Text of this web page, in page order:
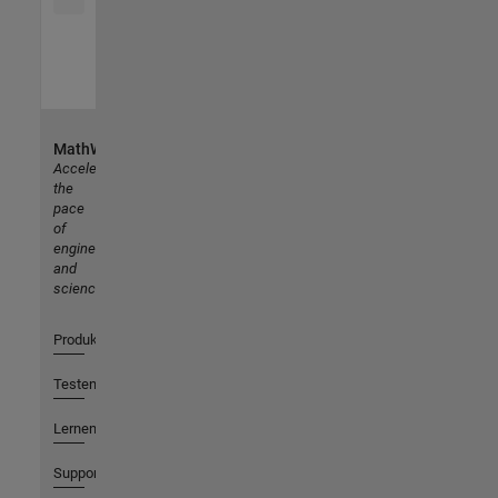
MathWorks
Accelerating
the
pace
of
engineering
and
science
Produkte
Testen oder Kaufen
Lernen
Support